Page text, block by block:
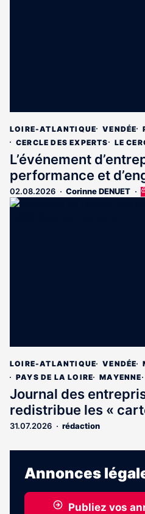
LOIRE-ATLANTIQUE VENDÉE
CERCLE DES EXPERTS
LE
L’événement
performance et
02.08.2026 Corinne DENUET
LOIRE-ATLANTIQUE VENDÉE
PAYS DE LA LOIRE
MAYENNE
Journal des
redistribue les «
31.07.2026 rédaction
Annonces
Publiez vos